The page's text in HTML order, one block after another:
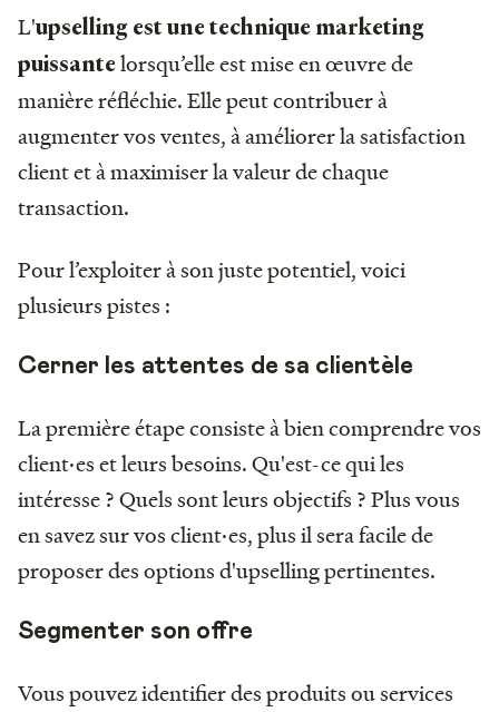
L'upselling est une technique marketing
puissantelorsqu’elle est mise en œuvre de
manière réfléchie. Elle peut contribuer à
augmenter vos ventes, à améliorer la satisfaction
client et à maximiser la valeur de chaque
transaction.
Pour l’exploiter à son juste potentiel, voici
plusieurs pistes :
Cerner les attentes de sa clientèle
La première étape consiste à bien comprendre vos
client·es et leurs besoins. Qu'est-ce qui les
intéresse ? Quels sont leurs objectifs ? Plus vous
en savez sur vos client·es, plus il sera facile de
proposer des options d'upselling pertinentes.
Segmenter son offre
Vous pouvez identifier des produits ou services